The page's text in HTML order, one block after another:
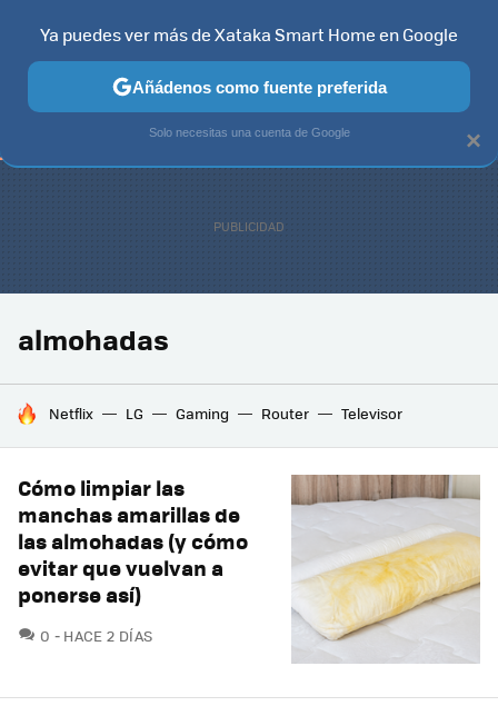
TELEVISORES CONTENIDOS SMART TV SELECCIÓN
almohadas
HOY SE HABLA DE
Netflix LG Gaming Router Televisor
Cómo limpiar las
manchas amarillas de
las almohadas (y cómo
evitar que vuelvan a
ponerse así)
0 COMENTARIOS
HACE 2 DÍAS
×
Ya puedes ver más de Xataka Smart Home en Google
Añádenos como fuente preferida
Solo necesitas una cuenta de Google